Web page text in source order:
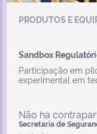
PRODUTOS E
Sandbox
Participação em
experimental em
Não há
Secretaria de